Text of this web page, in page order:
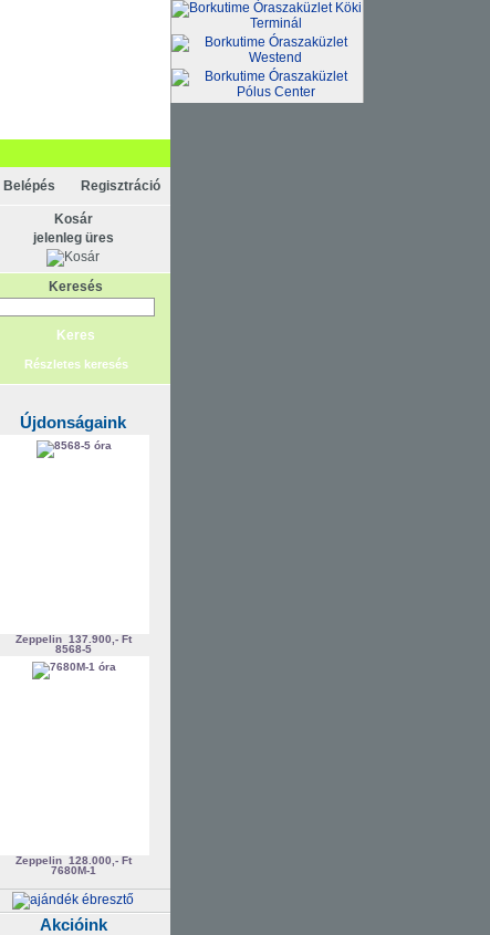
Belépés Regisztráció
Kosár
jelenleg üres
Keresés
Részletes keresés
Újdonságaink
Zeppelin 137.900,- Ft
8568-5
Zeppelin 128.000,- Ft
7680M-1
Akcióink